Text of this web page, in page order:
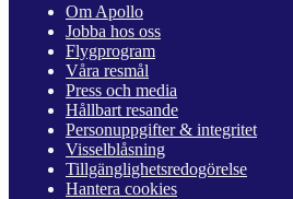
Om Apollo
Jobba hos oss
Flygprogram
Våra resmål
Press och media
Hållbart resande
Personuppgifter & integritet
Visselblåsning
Tillgänglighetsredogörelse
Hantera cookies